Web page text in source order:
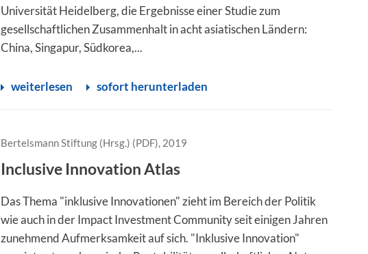
Universität Heidelberg, die Ergebnisse einer Studie zum
gesellschaftlichen Zusammenhalt in acht asiatischen Ländern:
China, Singapur, Südkorea,...
weiterlesen sofort herunterladen
Bertelsmann Stiftung (Hrsg.) (PDF), 2019
Inclusive Innovation Atlas
Das Thema "inklusive Innovationen" zieht im Bereich der Politik
wie auch in der Impact Investment Community seit einigen Jahren
zunehmend Aufmerksamkeit auf sich. "Inklusive Innovation"